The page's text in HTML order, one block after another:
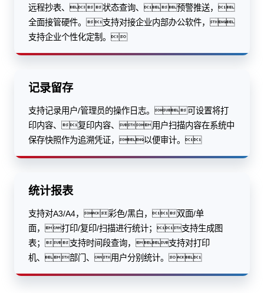
远程抄表、状态查询、预警推送，
全面接管硬件。支持对接企业内部办公软件，
支持企业个性化定制。
记录留存
支持记录用户/管理员的操作日志。可设置将打
印内容、复印内容、用户扫描内容在系统中
保存快照作为追溯凭证，以便审计。
统计报表
支持对A3/A4，彩色/黑白，双面/单
面，打印/复印/扫描进行统计；支持生成图
表；支持时间段查询，支持对打印
机、部门、用户分别统计。